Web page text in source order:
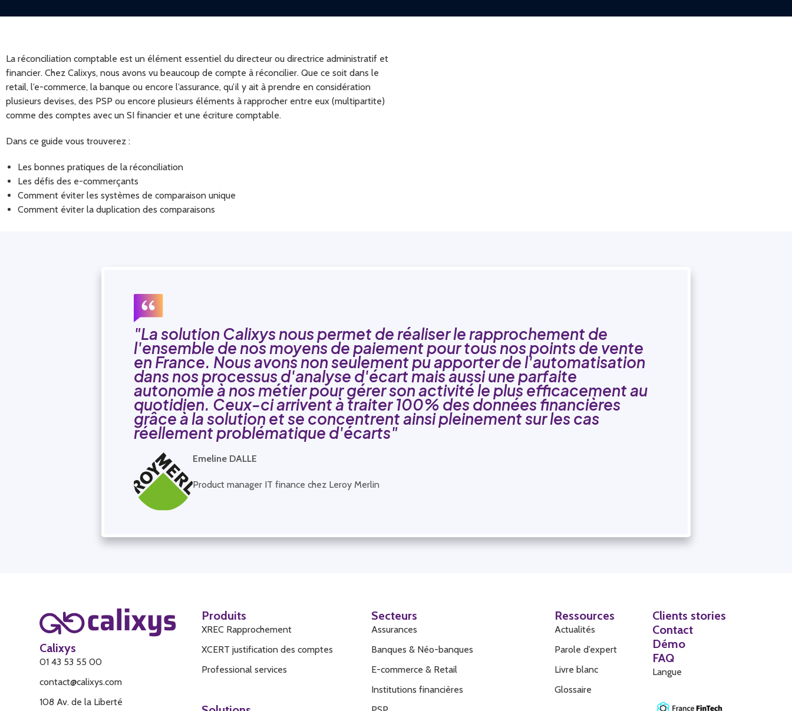
La réconciliation comptable est un élément essentiel du directeur ou directrice administratif et
financier. Chez Calixys, nous avons vu beaucoup de compte à réconcilier. Que ce soit dans le
retail, l’e-commerce, la banque ou encore l’assurance, qu’il y ait à prendre en considération
plusieurs devises, des PSP ou encore plusieurs éléments à rapprocher entre eux (multipartite)
comme des comptes avec un SI financier et une écriture comptable.
Dans ce guide vous trouverez :
Les bonnes pratiques de la réconciliation
Les défis des e-commerçants
Comment éviter les systèmes de comparaison unique
Comment éviter la duplication des comparaisons
"La solution Calixys nous permet de réaliser le rapprochement de
l'ensemble de nos moyens de paiement pour tous nos points de vente
en France. Nous avons non seulement pu apporter de l'automatisation
dans nos processus d'analyse d'écart mais aussi une parfaite
autonomie à nos métier pour gérer son activité le plus efficacement au
quotidien. Ceux-ci arrivent à traiter 100% des données financières
grâce à la solution et se concentrent ainsi pleinement sur les cas
réellement problématique d'écarts"
Emeline DALLE
Product manager IT finance chez Leroy Merlin
Calixys
01 43 53 55 00
contact@calixys.com
108 Av. de la Liberté
Produits
XREC Rapprochement
XCERT justification des comptes
Professional services
Secteurs
Assurances
Banques & Néo-banques
E-commerce & Retail
Institutions financières
Ressources
Actualités
Parole d’expert
Livre blanc
Glossaire
Clients stories
Contact
Démo
FAQ
Langue